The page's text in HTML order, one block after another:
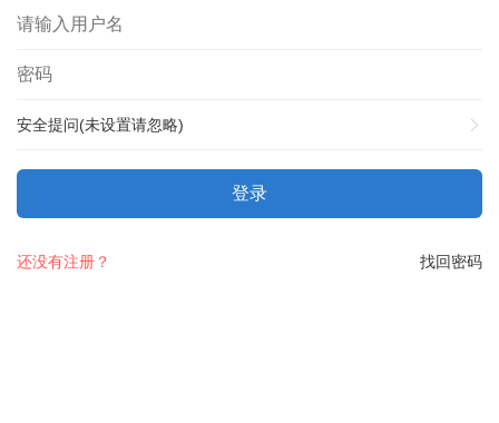
安全提问(未设置请忽略)
登录
找回密码
还没有注册？